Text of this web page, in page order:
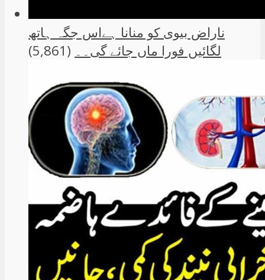
ناراض بیوی کو منانا ہےاس جگہ ہاتھ
لگائیں فورا ماں جائے گی۔۔ (5,861)